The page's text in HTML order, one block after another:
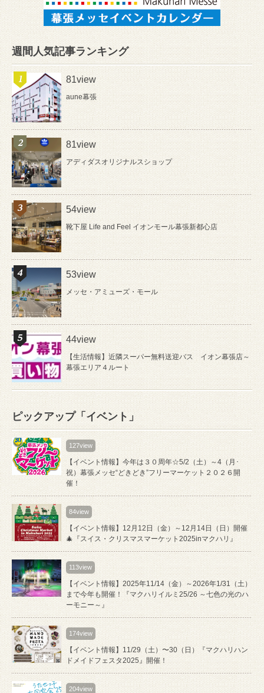
週間人気記事ランキング
81view
aune幕張
81view
アディダスオリジナルスショップ
54view
靴下屋 Life and Feel イオンモール幕張新都心店
53view
メッセ・アミューズ・モール
44view
【生活情報】近隣スーパー無料送迎バス イオン幕張店～
幕張エリア４ルート
ピックアップ「イベント」
127view
【イベント情報】今年は３０周年☆5/2（土）～4（月･
祝）幕張メッセ“どきどき”フリーマーケット２０２６開
催！
84view
【イベント情報】12月12日（金）～12月14日（日）開催
🎄『スイス・クリスマスマーケット2025inマクハリ』
113view
【イベント情報】2025年11/14（金）～2026年1/31（土）
まで今年も開催！『マクハリイルミ25/26 ～七色の光のハ
ーモニー～』
174view
【イベント情報】11/29（土）〜30（日）『マクハリハン
ドメイドフェスタ2025』開催！
204view